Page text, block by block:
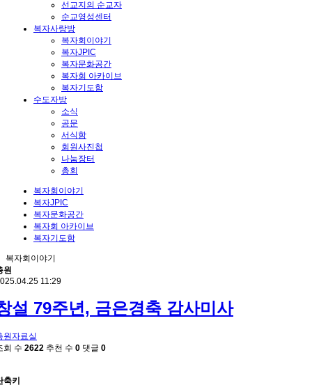
선교지의 순교자
순교영성센터
복자사랑방
복자회이야기
복자JPIC
복자문화공간
복자회 아카이브
복자기도함
수도자방
소식
공문
서식함
회원사진첩
나눔장터
총회
복자회이야기
복자JPIC
복자문화공간
복자회 아카이브
복자기도함
복자회이야기
원
11:29
설 79주년, 금은경축 감사미사
원자료실
회 수 2622 추천 수 0 댓글 0
축키